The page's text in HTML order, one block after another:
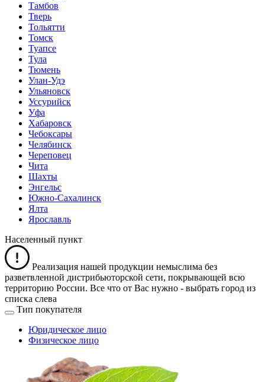
Тамбов
Тверь
Тольятти
Томск
Туапсе
Тула
Тюмень
Улан-Удэ
Ульяновск
Уссурийск
Уфа
Хабаровск
Чебоксары
Челябинск
Череповец
Чита
Шахты
Энгельс
Южно-Сахалинск
Ялта
Ярославль
Населенный пункт
Реализация нашей продукции немыслима без
разветвленной дистрибьюторской сети, покрывающей всю
территорию России. Все что от Вас нужно - выбрать город из
списка слева
Тип покупателя
Юридическое лицо
Физическое лицо